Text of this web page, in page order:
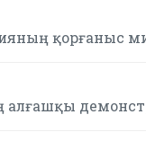
қорғаныс